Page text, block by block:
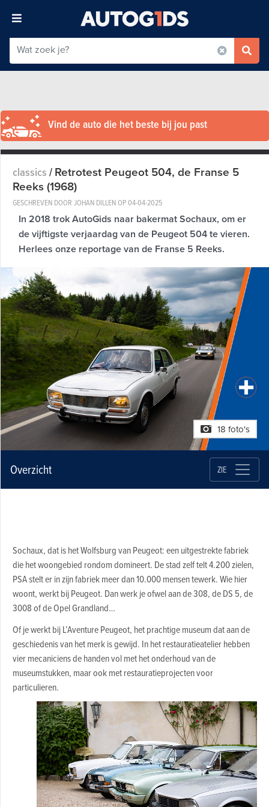
Vind de auto die het beste bij jou past
classics/Retrotest Peugeot 504, de Franse 5
Reeks (1968)
GESCHREVEN DOOR JOHAN DILLEN OP04-04-2025
In 2018 trok AutoGids naar bakermat Sochaux, om er
de vijftigste verjaardag van de Peugeot 504 te vieren.
Herlees onze reportage van de Franse 5 Reeks.
18 foto's
Overzicht ZIE
Sochaux, dat is het Wolfsburg van Peugeot: een uitgestrekte fabriek
die het woongebied rondom domineert. De stad zelf telt 4.200 zielen,
PSA stelt er in zijn fabriek meer dan 10.000 mensen tewerk. Wie hier
woont, werkt bij Peugeot. Dan werk je ofwel aan de 308, de DS 5, de
3008 of de Opel Grandland…
Of je werkt bij L’Aventure Peugeot, het prachtige museum dat aan de
geschiedenis van het merk is gewijd. In het restauratieatelier hebben
vier mecaniciens de handen vol met het onderhoud van de
museumstukken, maar ook met restauratieprojecten voor
particulieren.